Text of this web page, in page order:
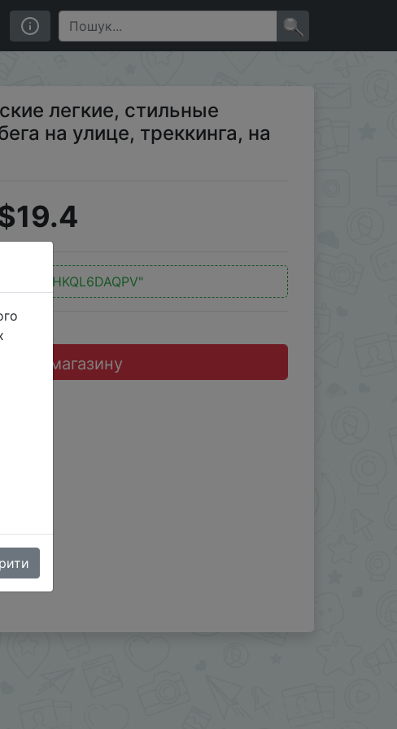
бега на улице, треккинга, на шнуровке
легкие, стильные
на улице, треккинга, на
"INHKQL6DAQPV"
до магазину